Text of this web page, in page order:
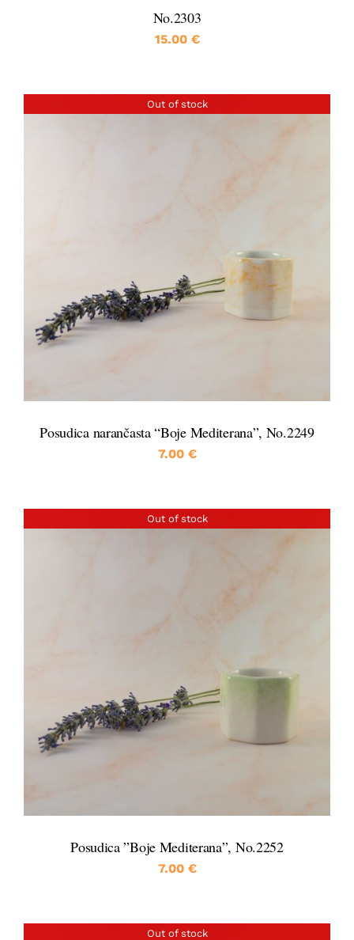
No.2303
15.00 €
Out of stock
Posudica narančasta “Boje Mediterana”, No.2249
7.00 €
Out of stock
Posudica ”Boje Mediterana”, No.2252
7.00 €
Out of stock